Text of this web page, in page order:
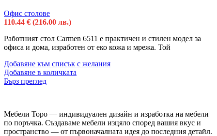
Офис столове
110.44 € (216.00 лв.)
Работният стол Carmen 6511 e практичен и стилен модел за
офиса и дома, изработен от еко кожа и мрежа. Той
Добавяне към списък с желания
Добавяне в количката
Бърз преглед
Мебели Торо — индивидуален дизайн и изработка на мебели
по поръчка. Създаваме мебели изцяло според вашия вкус и
пространство — от първоначалната идея до последния детайл.